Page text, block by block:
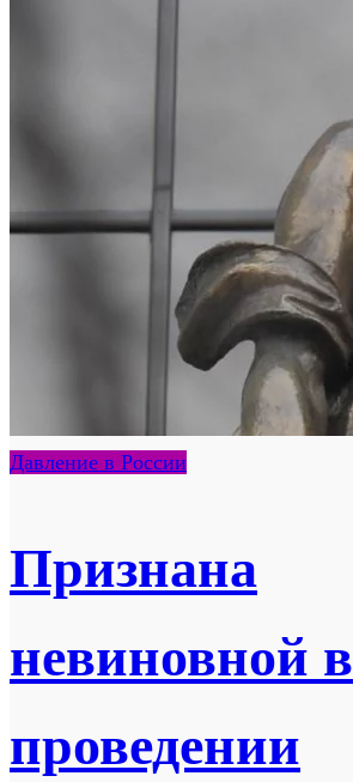
Давление в России
Признана
невиновной в
проведении